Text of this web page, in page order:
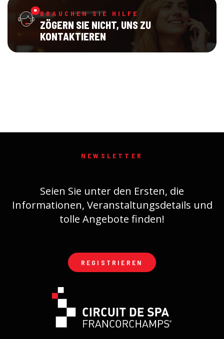
BRAUCHEN SIE HILFE
ZÖGERN SIE NICHT, UNS ZU
KONTAKTIEREN
NEWSLETTER
Seien Sie unter den Ersten, die
Informationen, Veranstaltungsdetails und
tolle Angebote finden!
REGISTRIEREN